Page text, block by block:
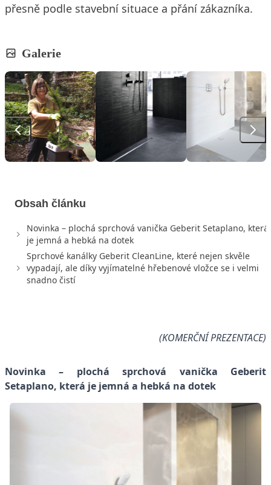
přesně podle stavební situace a přání zákazníka.
Galerie
Obsah článku
Novinka – plochá sprchová vanička Geberit Setaplano, která
je jemná a hebká na dotek
Sprchové kanálky Geberit CleanLine, které nejen skvěle
vypadají, ale díky vyjímatelné hřebenové vložce se i velmi
snadno čistí
(KOMERČNÍ PREZENTACE)
Novinka – plochá sprchová vanička Geberit
Setaplano, která je jemná a hebká na dotek